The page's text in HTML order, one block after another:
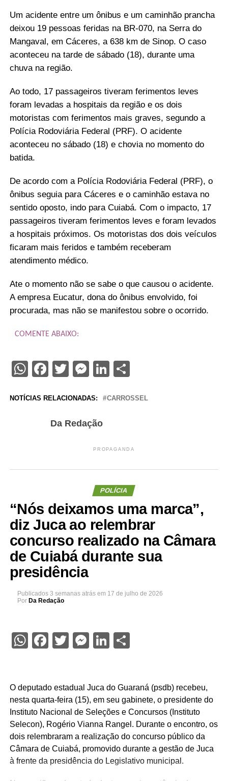
Um acidente entre um ônibus e um caminhão prancha
deixou 19 pessoas feridas na BR-070, na Serra do
Mangaval, em Cáceres, a 638 km de Sinop. O caso
aconteceu na tarde de sábado (18), durante uma
chuva na região.
Ao todo, 17 passageiros tiveram ferimentos leves
foram levadas a hospitais da região e os dois
motoristas com ferimentos mais graves, segundo a
Polícia Rodoviária Federal (PRF). O acidente
aconteceu no sábado (18) e chovia no momento do
batida.
De acordo com a Polícia Rodoviária Federal (PRF), o
ônibus seguia para Cáceres e o caminhão estava no
sentido oposto, indo para Cuiabá. Com o impacto, 17
passageiros tiveram ferimentos leves e foram levados
a hospitais próximos. Os motoristas dos dois veículos
ficaram mais feridos e também receberam
atendimento médico.
Ate o momento não se sabe o que causou o acidente.
A empresa Eucatur, dona do ônibus envolvido, foi
procurada, mas não se manifestou sobre o ocorrido.
COMENTE ABAIXO:
WhatsApp
Facebook
Twitter
Messenger
LinkedIn
Share
NOTÍCIAS RELACIONADAS: CARROSSEL
Da Redação
PROPAGANDA
POLÍCIA
“Nós deixamos uma marca”,
diz Juca ao relembrar
concurso realizado na Câmara
de Cuiabá durante sua
presidência
Publicados 3 semanas atrás em 17 de julho de 2026
Por Da Redação
WhatsApp
Facebook
Twitter
Messenger
LinkedIn
Share
O deputado estadual Juca do Guaraná (psdb) recebeu,
nesta quarta-feira (15), em seu gabinete, o presidente do
Instituto Nacional de Seleções e Concursos (Instituto
Selecon), Rogério Vianna Rangel. Durante o encontro, os
dois relembraram a realização do concurso público da
Câmara de Cuiabá, promovido durante a gestão de Juca
à frente da presidência do Legislativo municipal.